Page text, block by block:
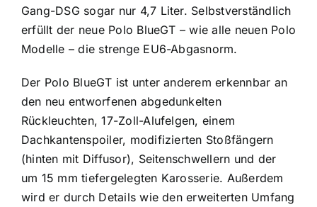
Gang-DSG sogar nur 4,7 Liter. Selbstverständlich
erfüllt der neue Polo BlueGT – wie alle neuen Polo
Modelle – die strenge EU6-Abgasnorm.
Der Polo BlueGT ist unter anderem erkennbar an
den neu entworfenen abgedunkelten
Rückleuchten, 17-Zoll-Alufelgen, einem
Dachkantenspoiler, modifizierten Stoßfängern
(hinten mit Diffusor), Seitenschwellern und der
um 15 mm tiefergelegten Karosserie. Außerdem
wird er durch Details wie den erweiterten Umfang